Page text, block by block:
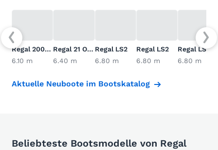
Regal 2000 ES
6.10 m
Regal 21 OBX
6.40 m
Regal LS2
6.80 m
Regal LS2
6.80 m
Regal LS2
6.80 m
Aktuelle Neuboote im Bootskatalog
Beliebteste Bootsmodelle von Regal